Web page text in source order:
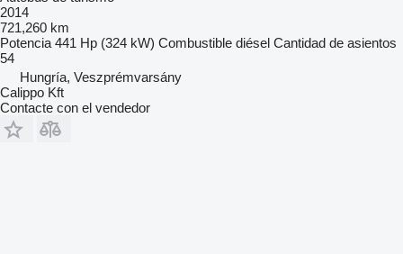
2014
721,260 km
Potencia 441 Hp (324 kW) Combustible diésel Cantidad de asientos
54
Hungría, Veszprémvarsány
Calippo Kft
Contacte con el vendedor